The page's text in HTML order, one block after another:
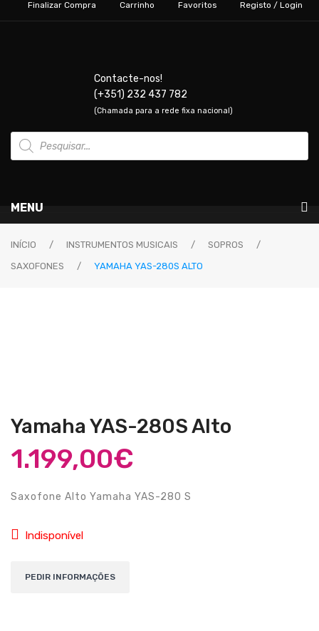
Finalizar Compra Carrinho Favoritos Registo / Login
Contacte-nos!
(+351) 232 437 782
(Chamada para a rede fixa nacional)
Products
search
MENU
Instrumentos Musicais
GUITARRAS & BAIXOS
Amplificadores Guitarra
Efeitos
PIANOS & TECLADOS
INÍCIO / INSTRUMENTOS MUSICAIS / SOPROS
/
SAXOFONES
/ YAMAHA YAS-280S ALTO
Yamaha YAS-280S Alto
1.199,00€
Saxofone Alto Yamaha YAS-280 S
Indisponível